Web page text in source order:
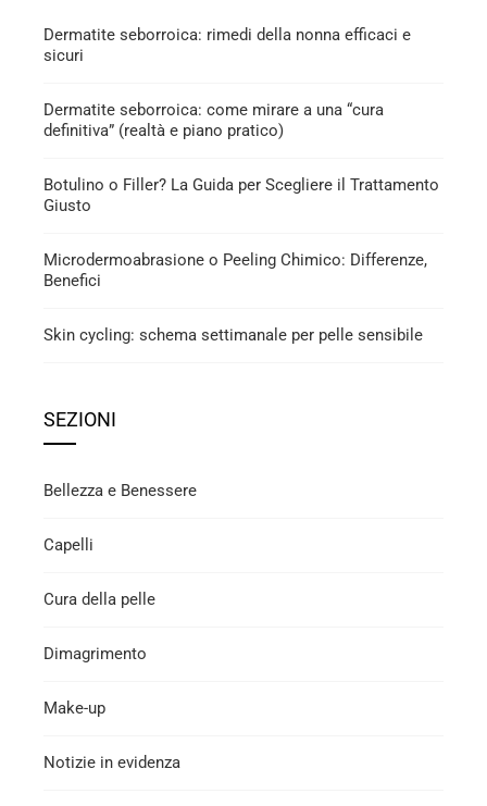
Dermatite seborroica: rimedi della nonna efficaci e
sicuri
Dermatite seborroica: come mirare a una “cura
definitiva” (realtà e piano pratico)
Botulino o Filler? La Guida per Scegliere il Trattamento
Giusto
Microdermoabrasione o Peeling Chimico: Differenze,
Benefici
Skin cycling: schema settimanale per pelle sensibile
SEZIONI
Bellezza e Benessere
Capelli
Cura della pelle
Dimagrimento
Make-up
Notizie in evidenza